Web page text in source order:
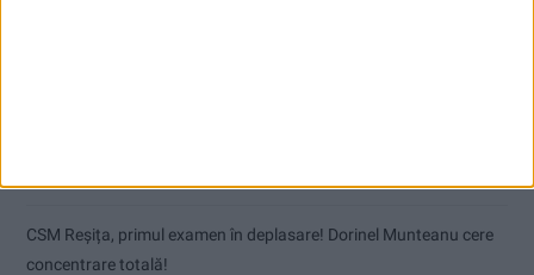
CSM Reșița, primul examen în deplasare! Dorinel Munteanu cere
concentrare totală!